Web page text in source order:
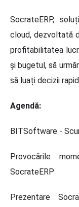
SocrateERP,
cloud, dezvoltată
profitabilitatea
și bugetul, să
să luați decizii
Agendă:
BITSoftware -
Provocările
SocrateERP
Prezentare